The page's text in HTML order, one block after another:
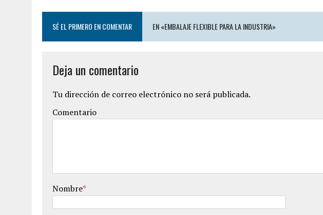
k
SÉ EL PRIMERO EN COMENTAR EN «EMBALAJE FLEXIBLE PARA LA INDUSTRIA»
Deja un comentario
Tu dirección de correo electrónico no será publicada.
Comentario
Nombre*